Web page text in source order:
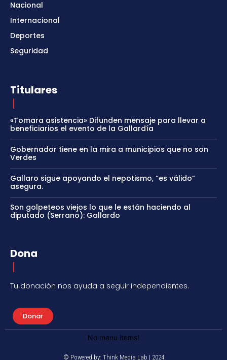
Nacional
Internacional
Deportes
Seguridad
Titulares
«Tomara asistencia» Difunden mensaje para llevar a
beneficiarios el evento de la Gallardía
Gobernador tiene en la mira a municipios que no son
Verdes
Gallaro sigue apoyando el nepotismo, “es válido”
asegura.
Son golpeteos viejos lo que le están haciendo al
diputado (Serrano): Gallardo
Dona
Tu donación nos ayuda a seguir independientes.
Donar
No menu items!
© Powered by: Think Media Lab | 2024